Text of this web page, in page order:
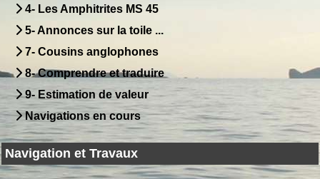
4- Les Amphitrites MS 45
5- Annonces sur la toile ...
7- Cousins anglophones
8- Comprendre et traduire
9- Estimation de valeur
Navigations en cours
Navigation et Travaux